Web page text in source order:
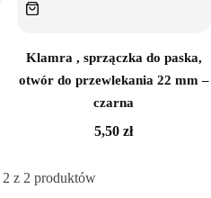
Klamra , sprzączka do paska,
otwór do przewlekania 22 mm –
czarna
5,50zł
2 z 2 produktów